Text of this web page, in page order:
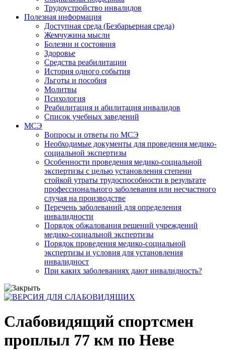
Трудоустройство инвалидов
Полезная информация
Доступная среда (Безбарьерная среда)
Жемчужина мысли
Болезни и состояния
Здоровье
Средства реабилитации
История одного события
Льготы и пособия
Молитвы
Психология
Реабилитация и абилитация инвалидов
Список учебных заведений
МСЭ
Вопросы и ответы по МСЭ
Необходимые документы для проведения медико-
социальной экспертизы
Особенности проведения медико-социальной
экспертизы с целью установления степени
стойкой утраты трудоспособности в результате
профессионального заболевания или несчастного
случая на производстве
Перечень заболеваний для определения
инвалидности
Порядок обжалования решений учреждений
медико-социальной экспертизы
Порядок проведения медико-социальной
экспертизы и условия для установления
инвалидност
При каких заболеваниях дают инвалидность?
Слабовидящий спортсмен
проплыл 77 км по Неве